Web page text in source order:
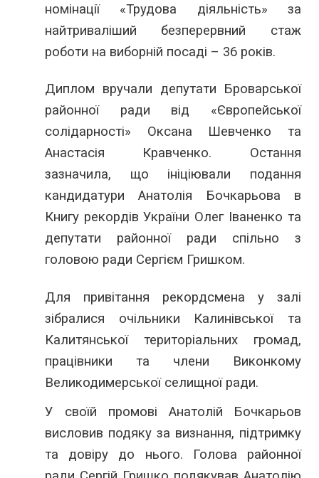
номінації «Трудова діяльність» за
найтриваліший безперервний стаж
роботи на виборній посаді – 36 років.
Диплом вручали депутати Броварської
районної ради від «Європейської
солідарності» Оксана Шевченко та
Анастасія Кравченко. Остання
зазначила, що ініціювали подання
кандидатури Анатолія Бочкарьова в
Книгу рекордів України Олег Іваненко та
депутати районної ради спільно з
головою ради Сергієм Гришком.
Для привітання рекордсмена у залі
зібралися очільники Калинівської та
Калитянської територіальних громад,
працівники та члени Виконкому
Великодимерської селищної ради.
У своїй промові Анатолій Бочкарьов
висловив подяку за визнання, підтримку
та довіру до нього. Голова районної